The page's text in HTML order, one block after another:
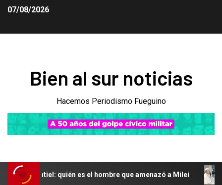
07/08/2026
Bien al sur noticias
Hacemos Periodismo Fueguino
quién es el hombre que amenazó a Milei El